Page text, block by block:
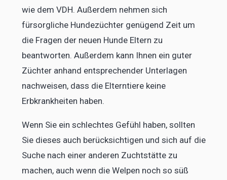
wie dem VDH. Außerdem nehmen sich
fürsorgliche Hundezüchter genügend Zeit um
die Fragen der neuen Hunde Eltern zu
beantworten. Außerdem kann Ihnen ein guter
Züchter anhand entsprechender Unterlagen
nachweisen, dass die Elterntiere keine
Erbkrankheiten haben.
Wenn Sie ein schlechtes Gefühl haben, sollten
Sie dieses auch berücksichtigen und sich auf die
Suche nach einer anderen Zuchtstätte zu
machen, auch wenn die Welpen noch so süß